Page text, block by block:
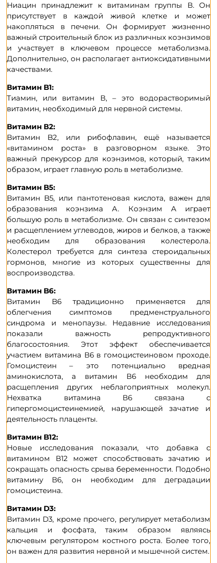
Ниацин принадлежит к витаминам группы В. Он
присутствует в каждой живой клетке и может
накопляться в печени. Он формирует жизненно
важный строительный блок из различных коэнзимов
и участвует в ключевом процессе метаболизма.
Дополнительно, он располагает антиоксидативными
качествами.
Витамин B1:
Тиамин, или витамин В, – это водорастворимый
витамин, необходимый для нервной системы.
Витамин В2:
Витамин B2, или рибофлавин, ещё называется
«витамином роста» в разговорном языке. Это
важный прекурсор для коэнзимов, который, таким
образом, играет главную роль в метаболизме.
Витамин B5:
Витамин B5, или пантотеновая кислота, важен для
образования коэнзима А. Коэнзим А играет
большую роль в метаболизме. Он связан с синтезом
и расщеплением углеводов, жиров и белков, а также
необходим для образования колестерола.
Колестерол требуется для синтеза стероидальных
гормонов, многие из которых существенны для
воспроизводства.
Витамин B6:
Витамин B6 традиционно применяется для
облегчения симптомов предменструального
синдрома и менопаузы. Недавние исследования
показали важность репродуктивного
благосостояния. Этот эффект обеспечивается
участием витамина В6 в гомоцистеиновом проходе.
Гомоцистеин – это потенциально вредная
аминокислота, а витамин В6 необходим для
расщепления других неблагоприятных молекул.
Нехватка витамина В6 связана с
гипергомоцистеинемией, нарушающей зачатие и
деятельность плаценты.
Витамин B12:
Новые исследования показали, что добавка с
витамином В12 может способствовать зачатию и
сокращать опасность срыва беременности. Подобно
витамину В6, он необходим для деградации
гомоцистеина.
Витамин D3:
Витамин D3, кроме прочего, регулирует метаболизм
кальция и фосфата, таким образом являясь
ключевым регулятором костного роста. Более того,
он важен для развития нервной и мышечной систем.